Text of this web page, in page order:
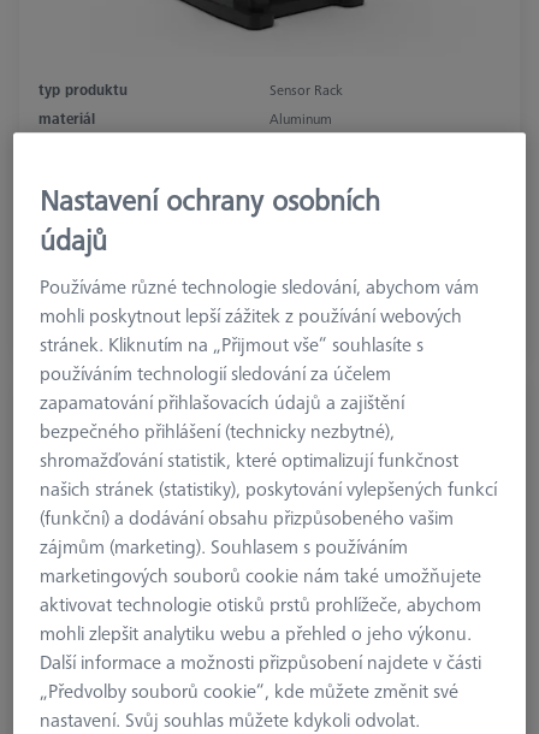
typ produktu
Sensor Rack
materiál
Aluminum
SPECTRUM, CONTURA, PRISMO
1.130,04 €
bez DPH
Dostupné
Úložná lišta pro MSR 2.0 X=1000
626100-9300-004
Nastavení ochrany osobních
údajů
Používáme různé technologie sledování, abychom vám
mohli poskytnout lepší zážitek z používání webových
stránek. Kliknutím na „Přijmout vše“ souhlasíte s
používáním technologií sledování za účelem
zapamatování přihlašovacích údajů a zajištění
bezpečného přihlášení (technicky nezbytné),
shromažďování statistik, které optimalizují funkčnost
našich stránek (statistiky), poskytování vylepšených funkcí
(funkční) a dodávání obsahu přizpůsobeného vašim
zájmům (marketing). Souhlasem s používáním
marketingových souborů cookie nám také umožňujete
aktivovat technologie otisků prstů prohlížeče, abychom
mohli zlepšit analytiku webu a přehled o jeho výkonu.
Další informace a možnosti přizpůsobení najdete v části
„Předvolby souborů cookie“, kde můžete změnit své
nastavení. Svůj souhlas můžete kdykoli odvolat.